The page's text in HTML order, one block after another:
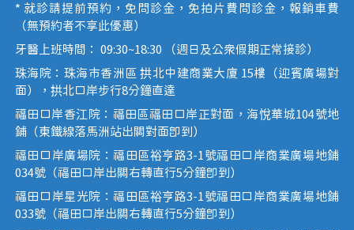
* 就診請提前預約，免問診金，免拍片費問診金，報銷車費
（無預約者不享此優惠）
牙醫上班時間： 09:30~18:30 （週日及公眾假期正常接診）
珠海院：珠海市香洲區 拱北中建商業大廈 15樓（迎賓廣場對
面），拱北口岸步行8分鐘直達
福田口岸香江院：福田區福田口岸正對面，海悅華城104號地
鋪（東鐵線落馬洲站出關對面即到）
福田口岸廣場院：福田區裕亨路3-1號福田口岸商業廣場地鋪
034號（福田口岸出關右轉直行5分鐘即到）
福田口岸星光院：福田區裕亨路3-1號福田口岸商業廣場地鋪
033號（福田口岸出關右轉直行5分鐘即到）